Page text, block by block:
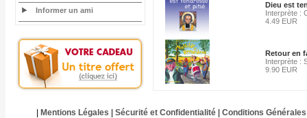
Informer un ami
Dieu est
Interprète :
4.49 EUR
Retour en
Interprète :
9.90 EUR
Mentions Légales Sécurité et Confidentialité| Conditions Générales